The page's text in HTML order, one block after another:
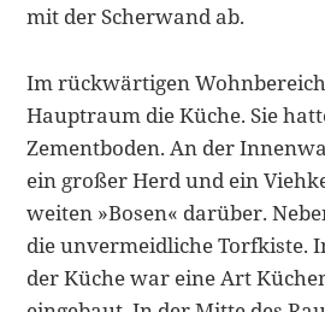
mit der Scherwand ab.
Im rückwärtigen
Hauptraum die Küche. Sie
Zementboden. An der
ein großer Herd und ein
weiten »Bosen« darüber.
die unvermeidliche Torfkiste.
der Küche war eine Art